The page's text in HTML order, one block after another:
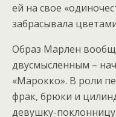
ей на свое
забрасывала
Образ Марлен
двусмысленным –
«Марокко». В роли
фрак, брюки и
девушку-